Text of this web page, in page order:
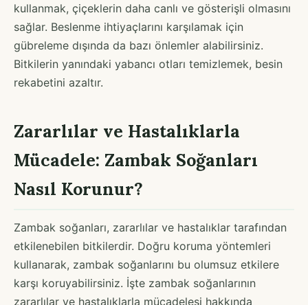
kullanmak, çiçeklerin daha canlı ve gösterişli olmasını
sağlar. Beslenme ihtiyaçlarını karşılamak için
gübreleme dışında da bazı önlemler alabilirsiniz.
Bitkilerin yanındaki yabancı otları temizlemek, besin
rekabetini azaltır.
Zararlılar ve Hastalıklarla
Mücadele: Zambak Soğanları
Nasıl Korunur?
Zambak soğanları, zararlılar ve hastalıklar tarafından
etkilenebilen bitkilerdir. Doğru koruma yöntemleri
kullanarak, zambak soğanlarını bu olumsuz etkilere
karşı koruyabilirsiniz. İşte zambak soğanlarının
zararlılar ve hastalıklarla mücadelesi hakkında